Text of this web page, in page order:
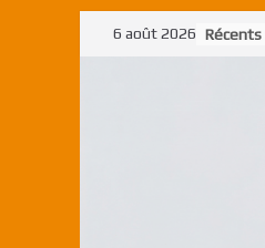
Passer6 août 2026 Récents